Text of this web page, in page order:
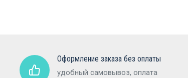
Оформление заказа без оплаты
удобный самовывоз, оплата